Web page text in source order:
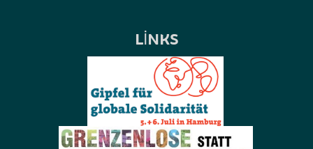
LINKS